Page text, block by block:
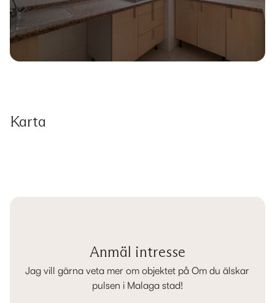
Karta
Anmäl intresse
Jag vill gärna veta mer om objektet på Om du älskar
pulsen i Malaga stad!